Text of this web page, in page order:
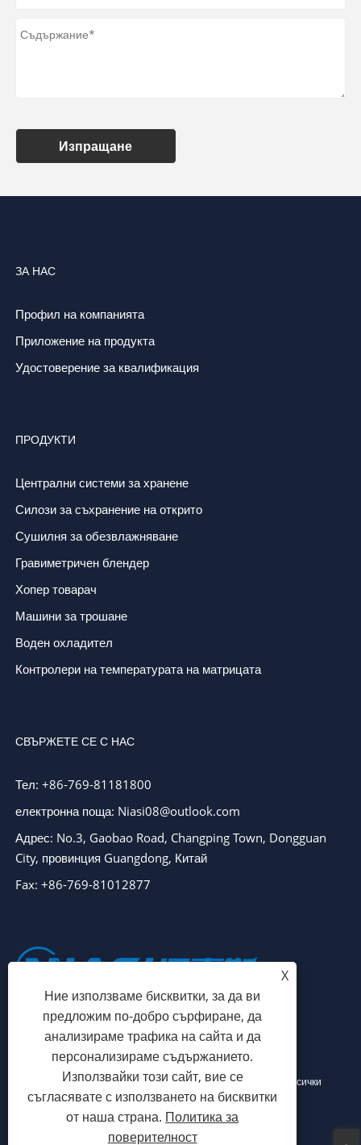
Изпращане
ЗА НАС
Профил на компанията
Приложение на продукта
Удостоверение за квалификация
ПРОДУКТИ
Централни системи за хранене
Силози за съхранение на открито
Сушилня за обезвлажняване
Гравиметричен блендер
Хопер товарач
Машини за трошане
Воден охладител
Контролери на температурата на матрицата
СВЪРЖЕТЕ СЕ С НАС
Тел: +86-769-81181800
електронна поща: Niasi08@outlook.com
Адрес: No.3, Gaobao Road, Changping Town, Dongguan
City, провинция Guangdong, Китай
Fax: +86-769-81012877
Copyright © 2024 Dongguan Niasi Plastic Machinery Co., Ltd. Всички
X
Ние използваме бисквитки, за да ви
предложим по-добро сърфиране, да
анализираме трафика на сайта и да
персонализираме съдържанието.
Използвайки този сайт, вие се
съгласявате с използването на бисквитки
от наша страна. Политика за
поверителност